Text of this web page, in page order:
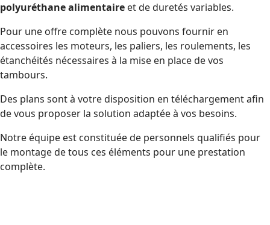
polyuréthane alimentaire et de duretés variables.
Pour une offre complète nous pouvons fournir en
accessoires les moteurs, les paliers, les roulements, les
étanchéités nécessaires à la mise en place de vos
tambours.
Des plans sont à votre disposition en téléchargement afin
de vous proposer la solution adaptée à vos besoins.
Notre équipe est constituée de personnels qualifiés pour
le montage de tous ces éléments pour une prestation
complète.